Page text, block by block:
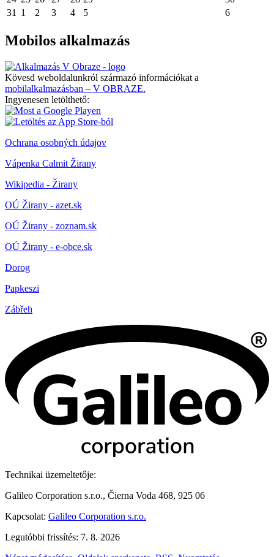
31
1 2 3 4 5 6
Mobilos alkalmazás
Kövesd weboldalunkról származó információkat a
mobilalkalmazásban – V OBRAZE.
Ingyenesen letölthető:
Ochrana osobných údajov
Vápenka Calmit Žirany
Wikipedia - Žirany
OÚ Žirany - azet.sk
OÚ Žirany - zoznam.sk
OÚ Žirany - e-obce.sk
Dorog
Papkeszi
Zábřeh
Technikai üzemeltetője:
Galileo Corporation s.r.o., Čierna Voda 468, 925 06
Kapcsolat: Galileo Corporation s.r.o.
Legutóbbi frissítés: 7. 8. 2026